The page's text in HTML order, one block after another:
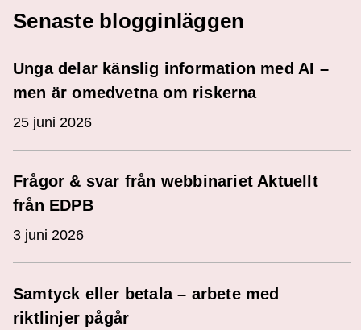
Senaste blogginläggen
Unga delar känslig information med AI –
men är omedvetna om riskerna
25 juni 2026
Frågor & svar från webbinariet Aktuellt
från EDPB
3 juni 2026
Samtyck eller betala – arbete med
riktlinjer pågår